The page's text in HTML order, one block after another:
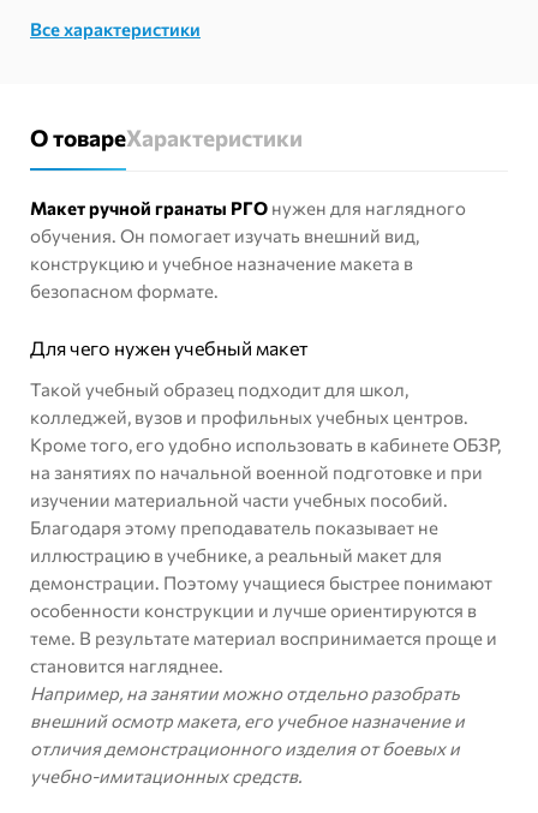
Все характеристики
О товареХарактеристики
Макет ручной гранаты РГО нужен для наглядного
обучения. Он помогает изучать внешний вид,
конструкцию и учебное назначение макета в
безопасном формате.
Для чего нужен учебный макет
Такой учебный образец подходит для школ,
колледжей, вузов и профильных учебных центров.
Кроме того, его удобно использовать в кабинете ОБЗР,
на занятиях по начальной военной подготовке и при
изучении материальной части учебных пособий.
Благодаря этому преподаватель показывает не
иллюстрацию в учебнике, а реальный макет для
демонстрации. Поэтому учащиеся быстрее понимают
особенности конструкции и лучше ориентируются в
теме. В результате материал воспринимается проще и
становится нагляднее.
Например, на занятии можно отдельно разобрать
внешний осмотр макета, его учебное назначение и
отличия демонстрационного изделия от боевых и
учебно-имитационных средств.